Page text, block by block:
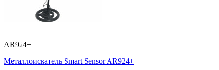
AR924+
Металлоискатель Smart Sensor AR924+